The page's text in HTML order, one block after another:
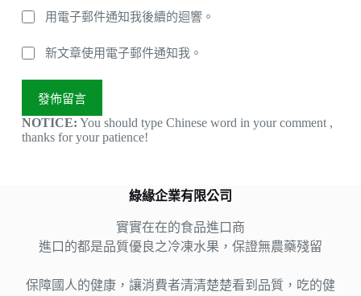
用電子郵件通知我後續的迴響。
新文章使用電子郵件通知我。
發佈留言
NOTICE: You should type Chinese word in your comment ,
thanks for your patience!
綠緣企業有限公司
實實在在的食品進口商
進口的都是品質優良之冷凍水果，保證無農藥殘留
保障國人的健康，讓消費者清清楚楚看到品質，吃的健